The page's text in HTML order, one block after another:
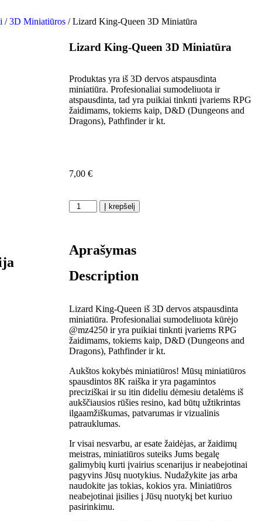
/3D Miniatiūros / Lizard King-Queen 3D Miniatūra
Lizard King-Queen 3D Miniatūra
Produktas yra iš 3D dervos atspausdinta
miniatiūra. Profesionaliai sumodeliuota ir
atspausdinta, tad yra puikiai tinknti įvariems RPG
žaidimams, tokiems kaip, D&D (Dungeons and
Dragons), Pathfinder ir kt.
7,00 €
Į krepšelį
Aprašymas
Description
Lizard King-Queen iš 3D dervos atspausdinta
miniatiūra. Profesionaliai sumodeliuota kūrėjo
@mz4250 ir yra puikiai tinknti įvariems RPG
žaidimams, tokiems kaip, D&D (Dungeons and
Dragons), Pathfinder ir kt.
Aukštos kokybės miniatiūros! Mūsų miniatiūros
spausdintos 8K raiška ir yra pagamintos
preciziškai ir su itin dideliu dėmesiu detalėms iš
aukščiausios rūšies resino, kad būtų užtikrintas
ilgaamžiškumas, patvarumas ir vizualinis
patrauklumas.
Ir visai nesvarbu, ar esate žaidėjas, ar žaidimų
meistras, miniatiūros suteiks Jums begalę
galimybių kurti įvairius scenarijus ir neabejotinai
pagyvins Jūsų nuotykius. Nudažykite jas arba
naudokite jas tokias, kokios yra. Miniatiūros
neabejotinai įisilies į Jūsų nuotykį bet kuriuo
pasirinkimu.